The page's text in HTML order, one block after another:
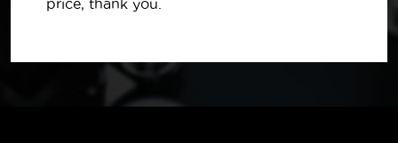
price, thank you.